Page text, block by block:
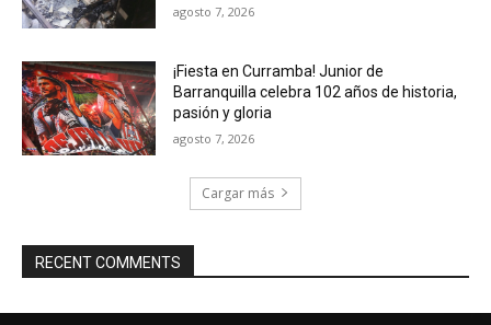
agosto 7, 2026
¡Fiesta en Curramba! Junior de
Barranquilla celebra 102 años de historia,
pasión y gloria
agosto 7, 2026
Cargar más
RECENT COMMENTS